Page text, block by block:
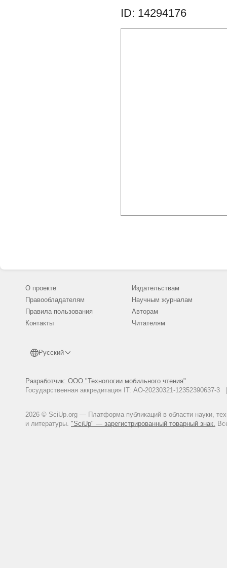
ID: 14294176
О проекте
Правообладателям
Правила пользования
Контакты
Русский
Разработчик: ООО "Технологии мобильного чтения"
Государственная аккредитация IT: АО-20230321-
2026 © SciUp.org — Платформа публикаций в области науки,
и литературы. "SciUp" — зарегистрированный товарный знак.
Издательствам
Научным журналам
Авторам
Читателям